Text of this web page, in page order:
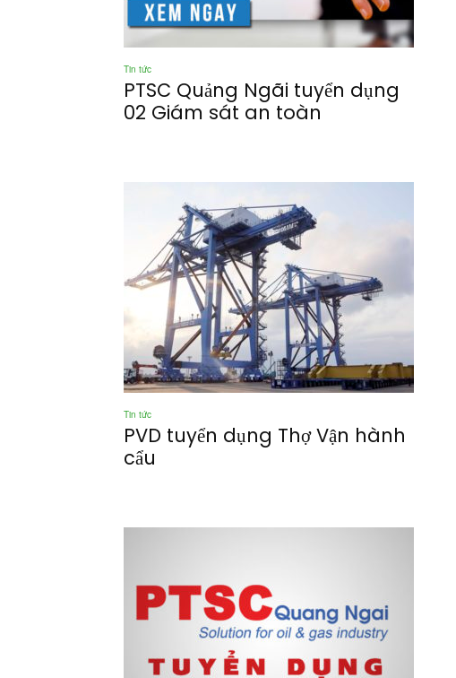
Tin tức
PTSC Quảng Ngãi tuyển dụng
02 Giám sát an toàn
Tin tức
PVD tuyển dụng Thợ Vận hành
cẩu